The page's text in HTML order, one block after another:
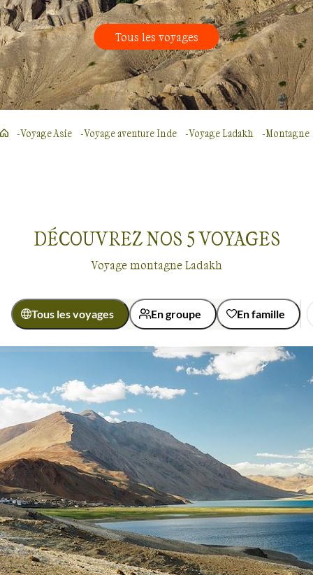
MontagneLadakh
98% de satisfaction 123 avis
Tous les voyages
Voyage Asie Voyage aventure Inde Voyage Ladakh Montagne
DÉCOUVREZ NOS 5VOYAGES
Voyage montagne Ladakh
Tous les voyages En groupe En famille
Découverte Randonnée
Randonnée avec muletTrek
Âge des enfants
Les 10/13 ans Les 14/16 ans
Confort